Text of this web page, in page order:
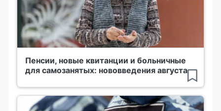
Пенсии, новые квитанции и больничные
для самозанятых: нововведения августа